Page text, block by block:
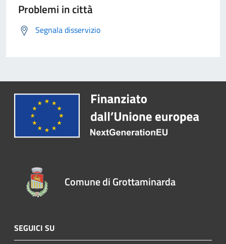
Problemi in città
Segnala disservizio
Comune di Grottaminarda
SEGUICI SU